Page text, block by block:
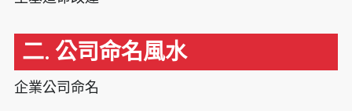
二. 公司命名風水
企業公司命名